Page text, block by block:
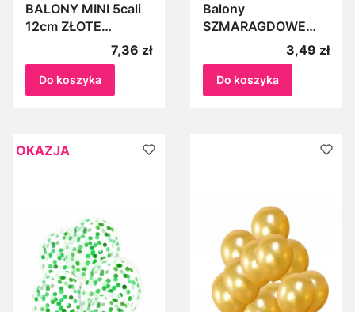
BALONY MINI 5cali
12cm ZŁOTE
CHROMOWANE
20szt do łuków,
girland z balonów
Cena
7,36 zł
Do koszyka
Balony
SZMARAGDOWE
metaliczne 12szt
27cm Zestaw
balonów w kolorze
szmaragdowej
Cena
3,49 zł
Do koszyka
OKAZJA